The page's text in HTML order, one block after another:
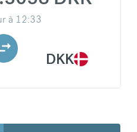
à 12:33
DKK